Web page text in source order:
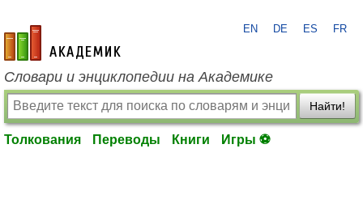
academic.ru
EN DE ES FR
Словари и энциклопедии на Академике
Найти!
Толкования Переводы Книги Игры ⚽